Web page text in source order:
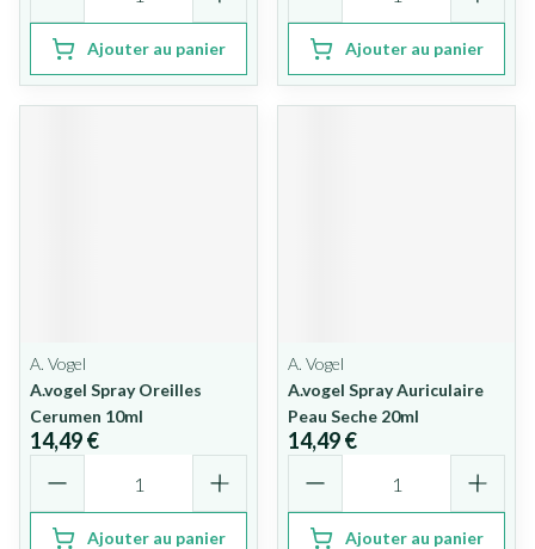
Ajouter au panier Ajouter au panier
A. Vogel
A.vogel Spray Oreilles
Cerumen 10ml
14,49 €
Ajouter au panier
A. Vogel
A.vogel Spray Auriculaire
Peau Seche 20ml
14,49 €
Ajouter au panier